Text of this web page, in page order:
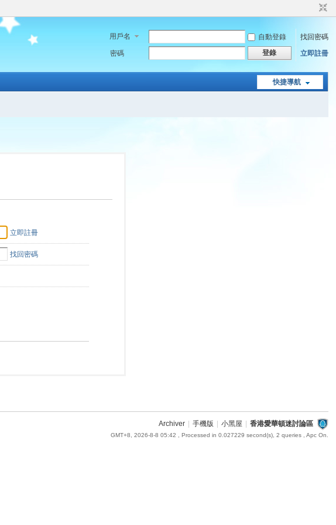
用戶名 自動登錄
找回密碼
密碼
登錄 立即註冊
快捷導航
立即註冊
找回密碼
Archiver 手機版 小黑屋 香港愛華頓迷討論區
GMT+8, 2026-8-8 05:42 , Processed in 0.027229 second(s), 2 queries , Apc On.